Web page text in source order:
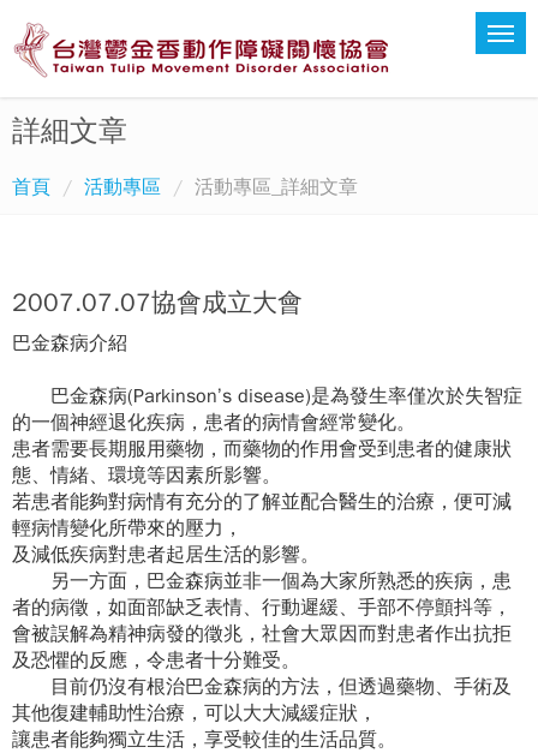
詳細文章
首頁 活動專區 活動專區_詳細文章
2007.07.07協會成立大會
巴金森病介紹
巴金森病(Parkinson’s disease)是為發生率僅次於失智症
的一個神經退化疾病，患者的病情會經常變化。
患者需要長期服用藥物，而藥物的作用會受到患者的健康狀
態、情緒、環境等因素所影響。
若患者能夠對病情有充分的了解並配合醫生的治療，便可減
輕病情變化所帶來的壓力，
及減低疾病對患者起居生活的影響。
另一方面，巴金森病並非一個為大家所熟悉的疾病，患
者的病徵，如面部缺乏表情、行動遲緩、手部不停顫抖等，
會被誤解為精神病發的徵兆，社會大眾因而對患者作出抗拒
及恐懼的反應，令患者十分難受。
目前仍沒有根治巴金森病的方法，但透過藥物、手術及
其他復建輔助性治療，可以大大減緩症狀，
讓患者能夠獨立生活，享受較佳的生活品質。